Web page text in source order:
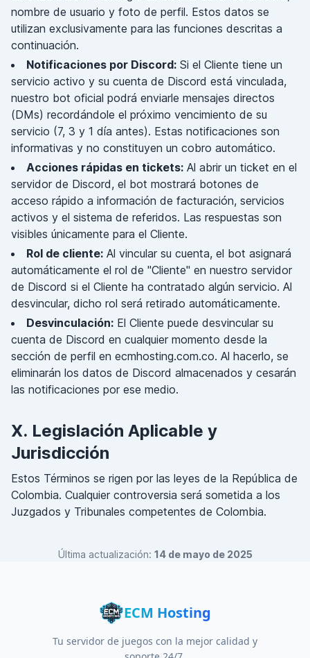
nombre de usuario y foto de perfil. Estos datos se
utilizan exclusivamente para las funciones descritas a
continuación.
Notificaciones por Discord: Si el Cliente tiene un
servicio activo y su cuenta de Discord está vinculada,
nuestro bot oficial podrá enviarle mensajes directos
(DMs) recordándole el próximo vencimiento de su
servicio (7, 3 y 1 día antes). Estas notificaciones son
informativas y no constituyen un cobro automático.
Acciones rápidas en tickets: Al abrir un ticket en el
servidor de Discord, el bot mostrará botones de
acceso rápido a información de facturación, servicios
activos y el sistema de referidos. Las respuestas son
visibles únicamente para el Cliente.
Rol de cliente: Al vincular su cuenta, el bot asignará
automáticamente el rol de "Cliente" en nuestro servidor
de Discord si el Cliente ha contratado algún servicio. Al
desvincular, dicho rol será retirado automáticamente.
Desvinculación: El Cliente puede desvincular su
cuenta de Discord en cualquier momento desde la
sección de perfil en ecmhosting.com.co. Al hacerlo, se
eliminarán los datos de Discord almacenados y cesarán
las notificaciones por ese medio.
X. Legislación Aplicable y
Jurisdicción
Estos Términos se rigen por las leyes de la República de
Colombia. Cualquier controversia será sometida a los
Juzgados y Tribunales competentes de Colombia.
Última actualización: 14 de mayo de 2025
ECM Hosting
Tu servidor de juegos con la mejor calidad y